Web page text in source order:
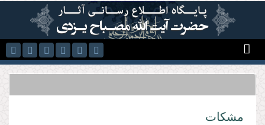
رفتن به محتوای اصلی
مشکات